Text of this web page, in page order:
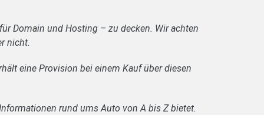
Domain und Hosting – zu decken. Wir achten
nicht.
eine Provision bei einem Kauf über diesen
rund ums Auto von A bis Z bietet.